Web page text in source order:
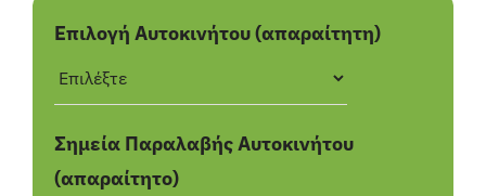
Επιλογή Αυτοκινήτου (απαραίτητη)
Σημεία Παραλαβής Αυτοκινήτου
(απαραίτητο)